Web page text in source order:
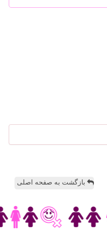
بازگشت به صفحه اصلی